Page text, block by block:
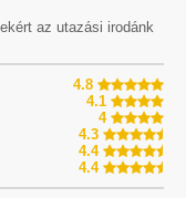
az utazási irodánk
4.8
4.1
4
4.3
4.4
4.4